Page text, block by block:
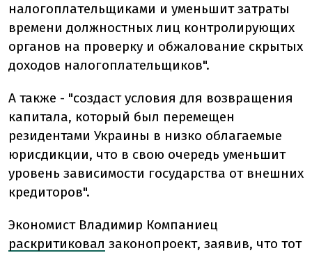
налогоплательщиками и уменьшит затраты
времени должностных лиц контролирующих
органов на проверку и обжалование скрытых
доходов налогоплательщиков".
А также - "создаст условия для возвращения
капитала, который был перемещен
резидентами Украины в низко облагаемые
юрисдикции, что в свою очередь уменьшит
уровень зависимости государства от внешних
кредиторов".
Экономист Владимир Компаниец
раскритиковал законопроект, заявив, что тот